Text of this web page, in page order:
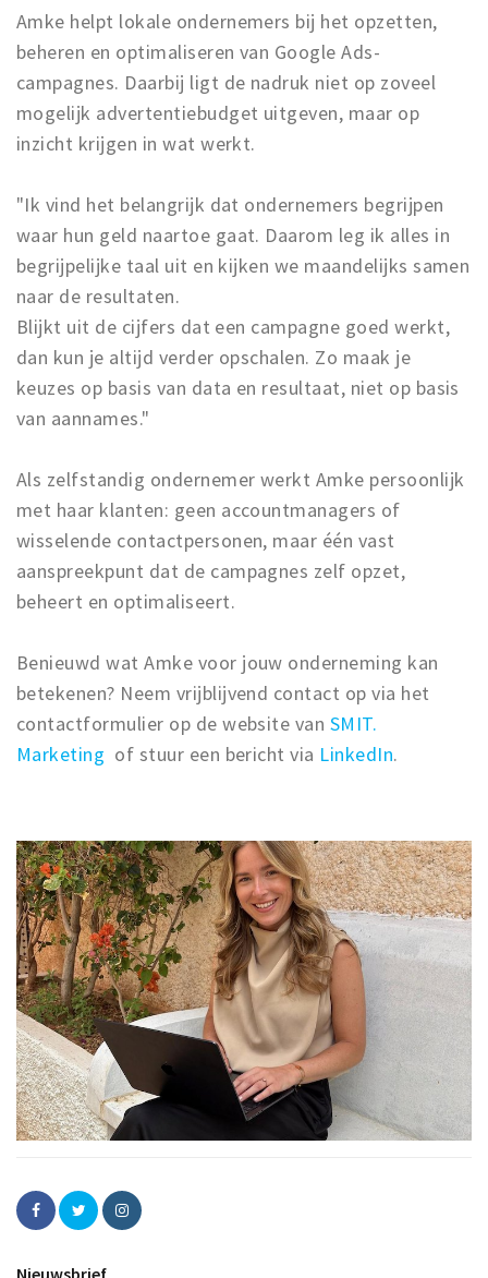
Amke helpt lokale ondernemers bij het opzetten,
beheren en optimaliseren van Google Ads-
campagnes. Daarbij ligt de nadruk niet op zoveel
mogelijk advertentiebudget uitgeven, maar op
inzicht krijgen in wat werkt.
"Ik vind het belangrijk dat ondernemers begrijpen
waar hun geld naartoe gaat. Daarom leg ik alles in
begrijpelijke taal uit en kijken we maandelijks samen
naar de resultaten.
Blijkt uit de cijfers dat een campagne goed werkt,
dan kun je altijd verder opschalen. Zo maak je
keuzes op basis van data en resultaat, niet op basis
van aannames."
Als zelfstandig ondernemer werkt Amke persoonlijk
met haar klanten: geen accountmanagers of
wisselende contactpersonen, maar één vast
aanspreekpunt dat de campagnes zelf opzet,
beheert en optimaliseert.
Benieuwd wat Amke voor jouw onderneming kan
betekenen? Neem vrijblijvend contact op via het
contactformulier op de website van SMIT.
Marketing of stuur een bericht via LinkedIn.